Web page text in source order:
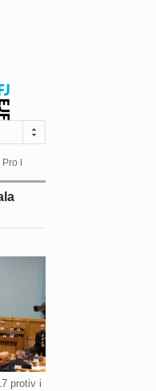
Educa juče je uspješno
protiv i